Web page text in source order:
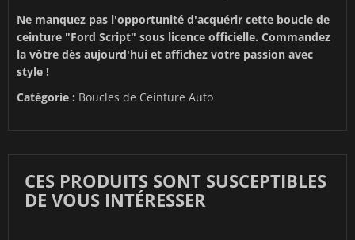
Ne manquez pas l'opportunité d'acquérir cette boucle de
ceinture "Ford Script" sous licence officielle. Commandez
la vôtre dès aujourd'hui et affichez votre passion avec
style !
Catégorie : Boucles de Ceinture Auto
CES PRODUITS SONT SUSCEPTIBLES
DE VOUS INTÉRESSER